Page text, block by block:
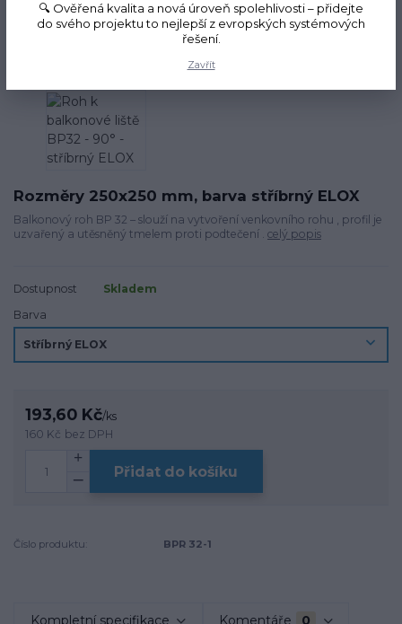
Rozměry 250x250 mm, barva stříbrný ELOX
Balkonový roh BP 32 – slouží na vytvoření venkovního rohu , profil je
uzvařený a utěsněný tmelem proti podtečení . celý popis
Dostupnost
Skladem
Barva
193,60 Kč/ks
160 Kč bez DPH
Přidat do košíku
Číslo produktu: BPR 32-1
Kompletní specifikace Komentáře 0
🔍 Ověřená kvalita a nová úroveň spolehlivosti – přidejte
do svého projektu to nejlepší z evropských systémových
řešení.
Zavřít